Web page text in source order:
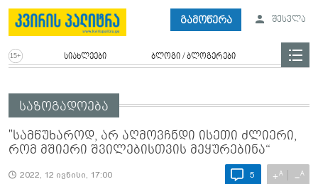
გამოწერა შესვლა
სიახლეები ბლოგი / ბლოგერები
საზოგადოება
"სამწუხაროდ, არ აღმოვჩნდი ისეთი ძლიერი,
რომ მშიერი შვილებისთვის მეყურებინა“
2022, 12 ივნისი, 17:00 5 +A −A